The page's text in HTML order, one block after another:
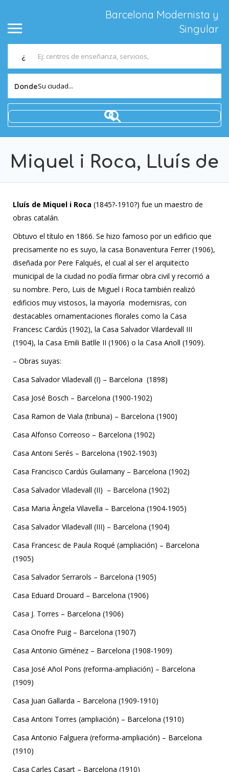
Barcelona Modernista y
Singular
¿
DondeSu ciudad...
Miquel i Roca, Lluís de
Lluís de Miquel i Roca (1845?-1910?) fue un maestro de
obras catalán.
Obtuvo el título en 1866. Se hizo famoso por un edificio que
precisamente no es suyo, la casa Bonaventura Ferrer (1906),
diseñada por Pere Falqués, el cual al ser el arquitecto
municipal de la ciudad no podía firmar obra civil y recorrió a
su nombre. Pero, Luis de Miguel i Roca también realizó
edificios muy vistosos, la mayoría modernisras, con
destacables ornamentaciones florales como la Casa
Francesc Cardús (1902), la Casa Salvador Vilardevall III
(1904), la Casa Emili Batlle II (1906) o la Casa Anoll (1909).
– Obras suyas:
Casa Salvador Viladevall (I) – Barcelona (1898)
Casa José Bosch – Barcelona (1900-1902)
Casa Ramon de Viala (tribuna) – Barcelona (1900)
Casa Alfonso Correoso – Barcelona (1902)
Casa Antoni Serés – Barcelona (1902-1903)
Casa Francisco Cardús Guilamany – Barcelona (1902)
Casa Salvador Viladevall (II) – Barcelona (1902)
Casa Maria Àngela Vilavella – Barcelona (1904-1905)
Casa Salvador Viladevall (III) – Barcelona (1904)
Casa Francesc de Paula Roqué (ampliación) – Barcelona
(1905)
Casa Salvador Serrarols – Barcelona (1905)
Casa Eduard Drouard – Barcelona (1906)
Casa J. Torres – Barcelona (1906)
Casa Onofre Puig – Barcelona (1907)
Casa Antonio Giménez – Barcelona (1908-1909)
Casa José Añol Pons (reforma-ampliación) – Barcelona
(1909)
Casa Juan Gallarda – Barcelona (1909-1910)
Casa Antoni Torres (ampliación) – Barcelona (1910)
Casa Antonio Falguera (reforma-ampliación) – Barcelona
(1910)
Casa Carles Casart – Barcelona (1910)